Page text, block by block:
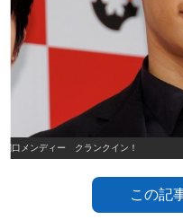
関口メンディー クランクイン！
この記